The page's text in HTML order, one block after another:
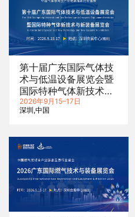
第十届广东国际气体技
术与低温设备展览会暨
国际特种气体新技术与
新装备展览会
2026年9月15–17日
深圳 中国